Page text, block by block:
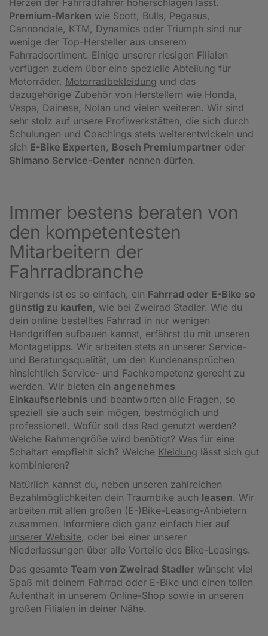
Premium-Marken wie Scott, Bulls, Pegasus,
Cannondale, KTM, Dynamics oder Triumph sind nur
wenige der Top-Hersteller aus unserem
Fahrradsortiment. Einige unserer riesigen Filialen
verfügen zudem über eine spezielle Abteilung für
Motorräder, Motorradbekleidung und das
dazugehörige Zubehör von Herstellern wie Honda,
Vespa, Dainese, Nolan und vielen weiteren. Wir sind
sehr stolz auf unsere Profiwerkstätten, die sich durch
Schulungen und Coachings stets weiterentwickeln und
sich E-Bike Experten, Bosch Premiumpartner oder
Shimano Service-Center nennen dürfen.
Immer bestens beraten von
den kompetentesten
Mitarbeitern der
Fahrradbranche
Nirgends ist es so einfach, ein Fahrrad oder E-Bike so
günstig zu kaufen, wie bei Zweirad Stadler. Wie du
dein online bestelltes Fahrrad in nur wenigen
Handgriffen aufbauen kannst, erfährst du mit unseren
Montagetipps. Wir arbeiten stets an unserer Service-
und Beratungsqualität, um den Kundenansprüchen
hinsichtlich Service- und Fachkompetenz gerecht zu
werden. Wir bieten ein angenehmes
Einkaufserlebnis und beantworten alle Fragen, so
speziell sie auch sein mögen, bestmöglich und
professionell. Wofür soll das Rad genutzt werden?
Welche Rahmengröße wird benötigt? Was für eine
Schaltart empfiehlt sich? Welche Kleidung lässt sich gut
kombinieren?
Natürlich kannst du, neben unseren zahlreichen
Bezahlmöglichkeiten dein Traumbike auch leasen. Wir
arbeiten mit allen großen (E-)Bike-Leasing-Anbietern
zusammen. Informiere dich ganz einfach hier auf
unserer Website, oder bei einer unserer
Niederlassungen über alle Vorteile des Bike-Leasings.
Das gesamte Team von Zweirad Stadler wünscht viel
Spaß mit deinem Fahrrad oder E-Bike und einen tollen
Aufenthalt in unserem Online-Shop sowie in unseren
großen Filialen in deiner Nähe.